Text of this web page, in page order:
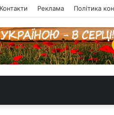
Контакти Реклама Політика